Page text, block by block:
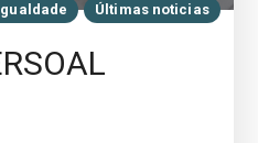
Últimas noticias